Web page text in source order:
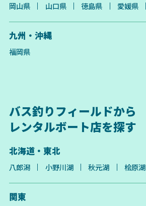
岡山県 山口県 徳島県 愛媛県
九州・沖縄
福岡県
バス釣りフィールドから
レンタルボート店を探す
北海道・東北
八郎潟 小野川湖 秋元湖 桧原湖
関東